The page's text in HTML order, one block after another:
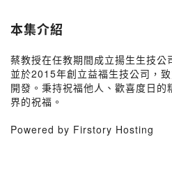
本集介紹
蔡教授在任教期間成立揚生生技公
並於2015年創立益福生技公司，
開發。秉持祝福他人、歡喜度日
界的祝福。
Powered by Firstory Hosting